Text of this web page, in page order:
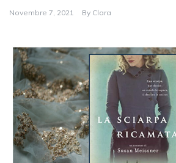
Novembre 7, 2021 By Clara